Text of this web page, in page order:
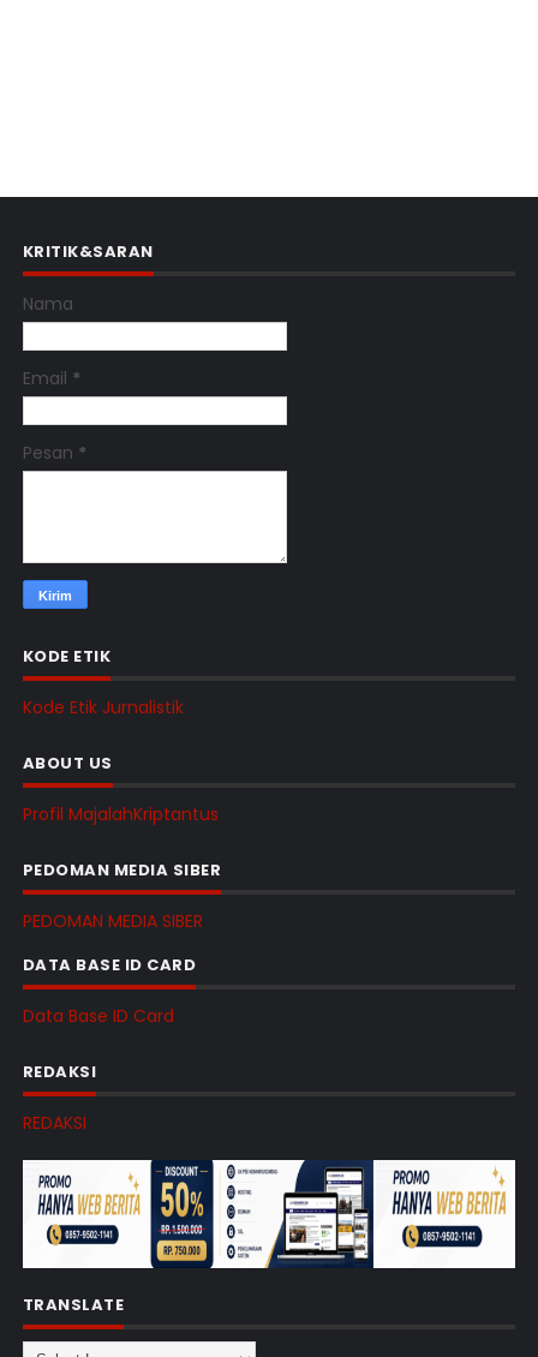
KRITIK&SARAN
Nama
Email *
Pesan *
KODE ETIK
Kode Etik Jurnalistik
ABOUT US
Profil MajalahKriptantus
PEDOMAN MEDIA SIBER
PEDOMAN MEDIA SIBER
DATA BASE ID CARD
Data Base ID Card
REDAKSI
REDAKSI
TRANSLATE